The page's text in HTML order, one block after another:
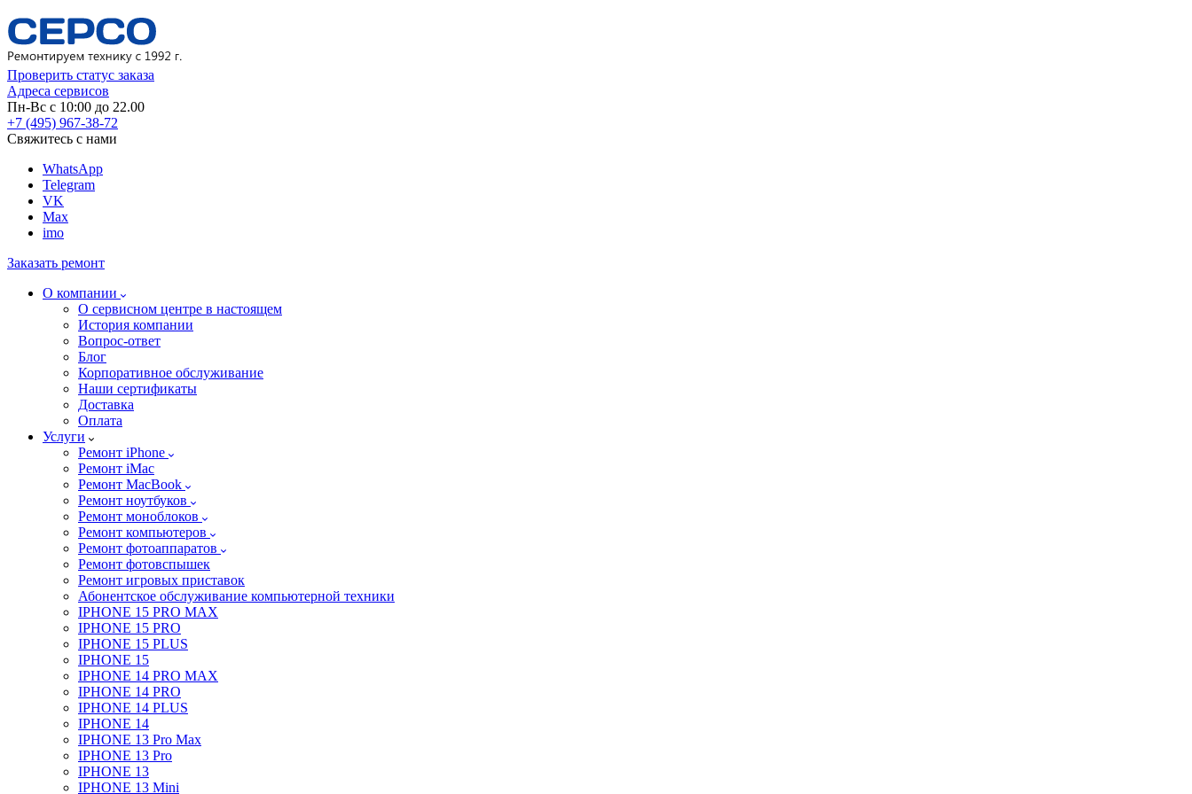
Проверить статус заказа
Адреса сервисов
Пн-Вс с 10:00 до 22.00
+7 (495) 967-38-72
Свяжитесь с нами
WhatsApp
Telegram
VK
Max
imo
Заказать ремонт
О компании
О сервисном центре в настоящем
История компании
Вопрос-ответ
Блог
Корпоративное обслуживание
Наши сертификаты
Доставка
Оплата
Услуги
Ремонт iPhone
Ремонт iMac
Ремонт MacBook
Ремонт ноутбуков
Ремонт моноблоков
Ремонт компьютеров
Ремонт фотоаппаратов
Ремонт фотовспышек
Ремонт игровых приставок
Абонентское обслуживание компьютерной техники
IPHONE 15 PRO MAX
IPHONE 15 PRO
IPHONE 15 PLUS
IPHONE 15
IPHONE 14 PRO MAX
IPHONE 14 PRO
IPHONE 14 PLUS
IPHONE 14
IPHONE 13 Pro Max
IPHONE 13 Pro
IPHONE 13
IPHONE 13 Mini